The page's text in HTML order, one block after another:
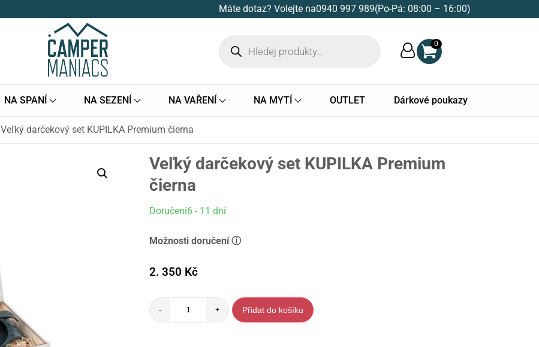
Máte dotaz? Volejte na0940 997 989(Po-Pá: 08:00 – 16:00)
0
NA SPANÍ NA SEZENÍ NA VAŘENÍ NA MYTÍ OUTLET Dárkové poukazy
Veľký darčekový set KUPILKA Premium čierna
Veľký darčekový set KUPILKA Premium
čierna
Doručení6 - 11 dní
Možnosti doručení ⓘ
2. 350 Kč
- + Přidat do košíku